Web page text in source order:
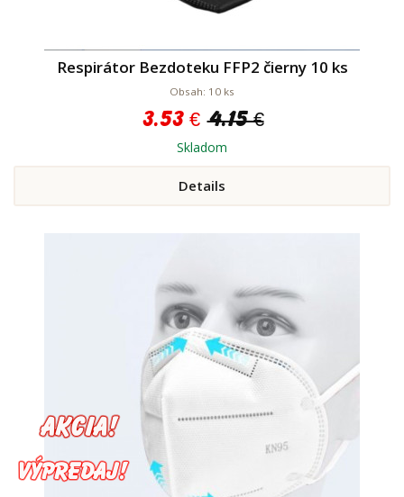
Respirátor Bezdoteku FFP2 čierny 10 ks
Obsah: 10 ks
3.53 € 4.15 €
Skladom
Details